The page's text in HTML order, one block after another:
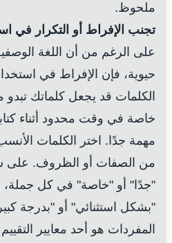
ملحوظ.
تجنب الإفراط أو التكرار في
على الرغم من أن اللغة
حيوية، فإن الإفراط في
الكلمات قد يجعل كلماتك تبدو
خاصة في وقت محدود أثناء
مهمة جدًا. اختر الكلمات
من الصفات أو الظروف. على
"جدًا" أو "خاصة" في كل جملة،
"بشكل استثنائي" أو "بدرجة
المفردات هو أحد معايير